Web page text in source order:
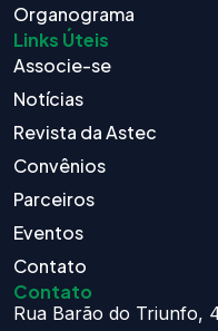
Organograma
Links Úteis
Associe-se
Notícias
Revista da Astec
Convênios
Parceiros
Eventos
Contato
Contato
Rua Barão do Triunfo,